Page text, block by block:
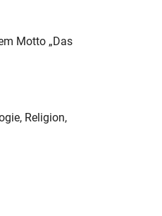
Motto „Das
Religion,